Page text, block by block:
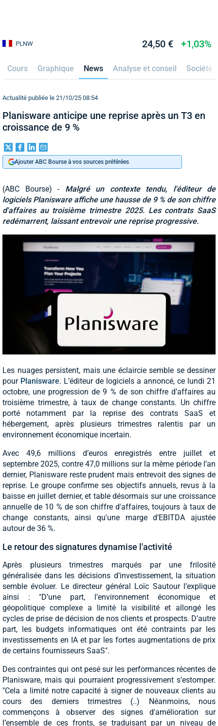
PLNW 24,50 € +1,03%
Cours Graphique News Analyse et conseil Société
Actualité publiée le 21/10/25 08:54
Planisware anticipe une reprise après un T3 en
croissance de 9 %
Ajouter ABC Bourse à vos sources préférées
(ABC Bourse) - Malgré un contexte tendu, l'éditeur de
logiciels Planisware affiche une hausse de 9 % de son chiffre
d'affaires au troisième trimestre 2025. Les contrats SaaS
redémarrent, laissant entrevoir une reprise progressive.
Les nuages persistent, mais une éclaircie semble se dessiner
pour Planisware. L’éditeur de logiciels a annoncé, ce lundi 21
octobre, une progression de 9 % de son chiffre d’affaires au
troisième trimestre, à taux de change constants. Un chiffre
porté notamment par la reprise des contrats SaaS et
hébergement, après plusieurs trimestres ralentis par un
environnement économique incertain.
Avec 49,6 millions d’euros enregistrés entre juillet et
septembre 2025, contre 47,0 millions sur la même période l’an
dernier, Planisware reste prudent mais entrevoit des signes de
reprise. Le groupe confirme ses objectifs annuels, revus à la
baisse en juillet dernier, et table désormais sur une croissance
annuelle de 10 % de son chiffre d'affaires, toujours à taux de
change constants, ainsi qu'une marge d’EBITDA ajustée
autour de 36 %.
Le retour des signatures dynamise l'activité
Après plusieurs trimestres marqués par une frilosité
généralisée dans les décisions d’investissement, la situation
semble évoluer. Le directeur général Loïc Sautour l’explique
ainsi : "D’une part, l’environnement économique et
géopolitique complexe a limité la visibilité et allongé les
cycles de prise de décision de nos clients et prospects. D’autre
part, les budgets informatiques ont été contraints par les
investissements en IA et par les fortes augmentations de prix
de certains fournisseurs SaaS".
Des contraintes qui ont pesé sur les performances récentes de
Planisware, mais qui pourraient progressivement s’estomper.
"Cela a limité notre capacité à signer de nouveaux clients au
cours des derniers trimestres (..) Néanmoins, nous
commençons à observer des signes d'amélioration sur
l’ensemble de ces fronts, se traduisant par un niveau de